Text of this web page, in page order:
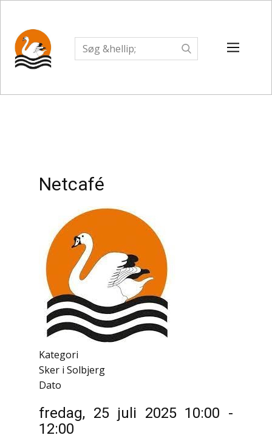
Netcafé
Kategori
Sker i Solbjerg
Dato
fredag, 25 juli 2025 10:00 -
12:00